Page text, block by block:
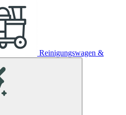
Reinigungswagen &